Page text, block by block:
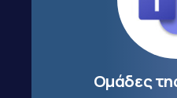
Ομάδες